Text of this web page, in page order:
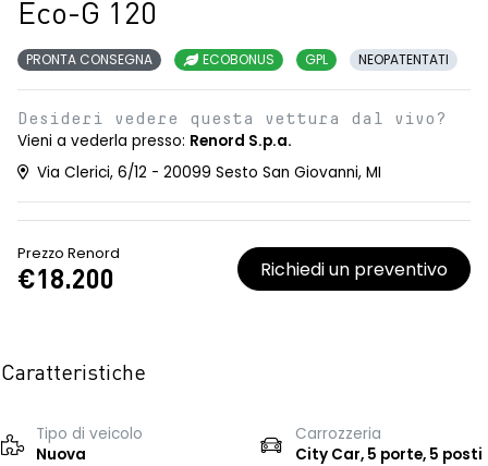
Eco-G 120
PRONTA CONSEGNA ECOBONUS GPL NEOPATENTATI
Desideri vedere questa vettura dal vivo?
Vieni a vederla presso: Renord S.p.a.
Via Clerici, 6/12 - 20099 Sesto San Giovanni, MI
Prezzo Renord
€18.200 Richiedi un preventivo
Caratteristiche
Tipo di veicolo
Nuova
Carrozzeria
City Car, 5 porte, 5 posti